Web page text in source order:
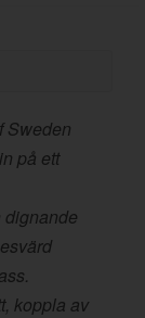
Sweden
på ett
dignande
koppla av